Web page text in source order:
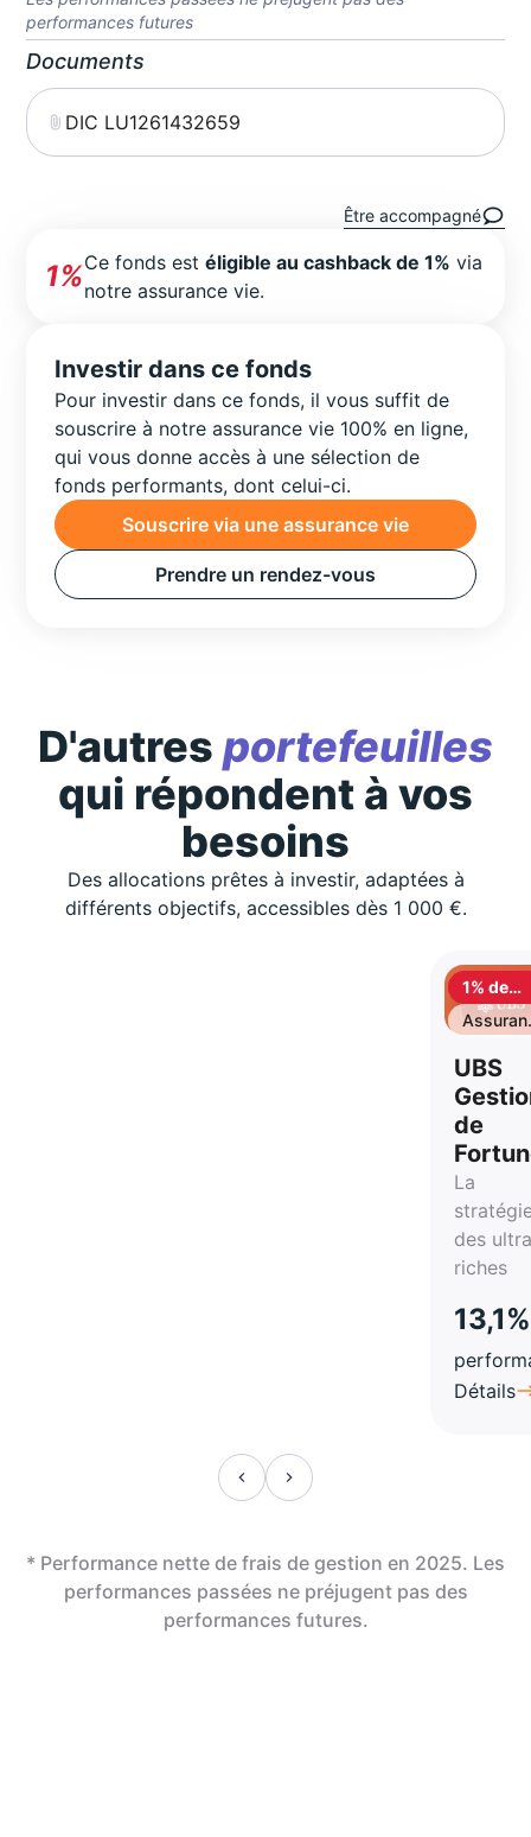
performances futures
Documents
DIC LU1261432659
Être accompagné
1%Ce fonds estéligible au cashback de 1% via
notre assurance vie.
Investir dans ce fonds
Pour investir dans ce fonds, il vous suffit de
souscrire à notre assurance vie 100% en ligne,
qui vous donne accès à une sélection de
fonds performants, dont celui-ci.
Souscrire via une assurance vie
Prendre un rendez-vous
D'autres portefeuilles
qui répondent à vos
besoins
Des allocations prêtes à investir, adaptées à
différents objectifs, accessibles dès 1 000 €.
1% de
UBS
de
La
des
riches
13,1%
Détails
* Performance nette de frais de gestion en 2025. Les
performances passées ne préjugent pas des
performances futures.